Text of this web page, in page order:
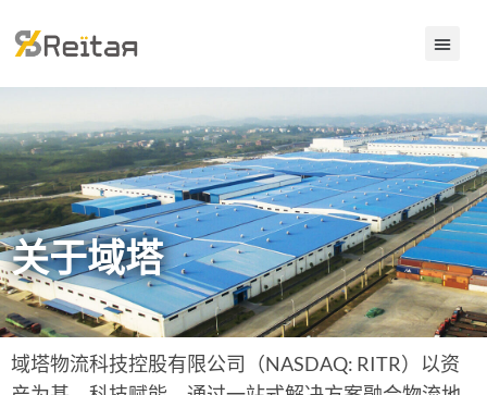
关于域塔
域塔物流科技控股有限公司（NASDAQ: RITR）以资